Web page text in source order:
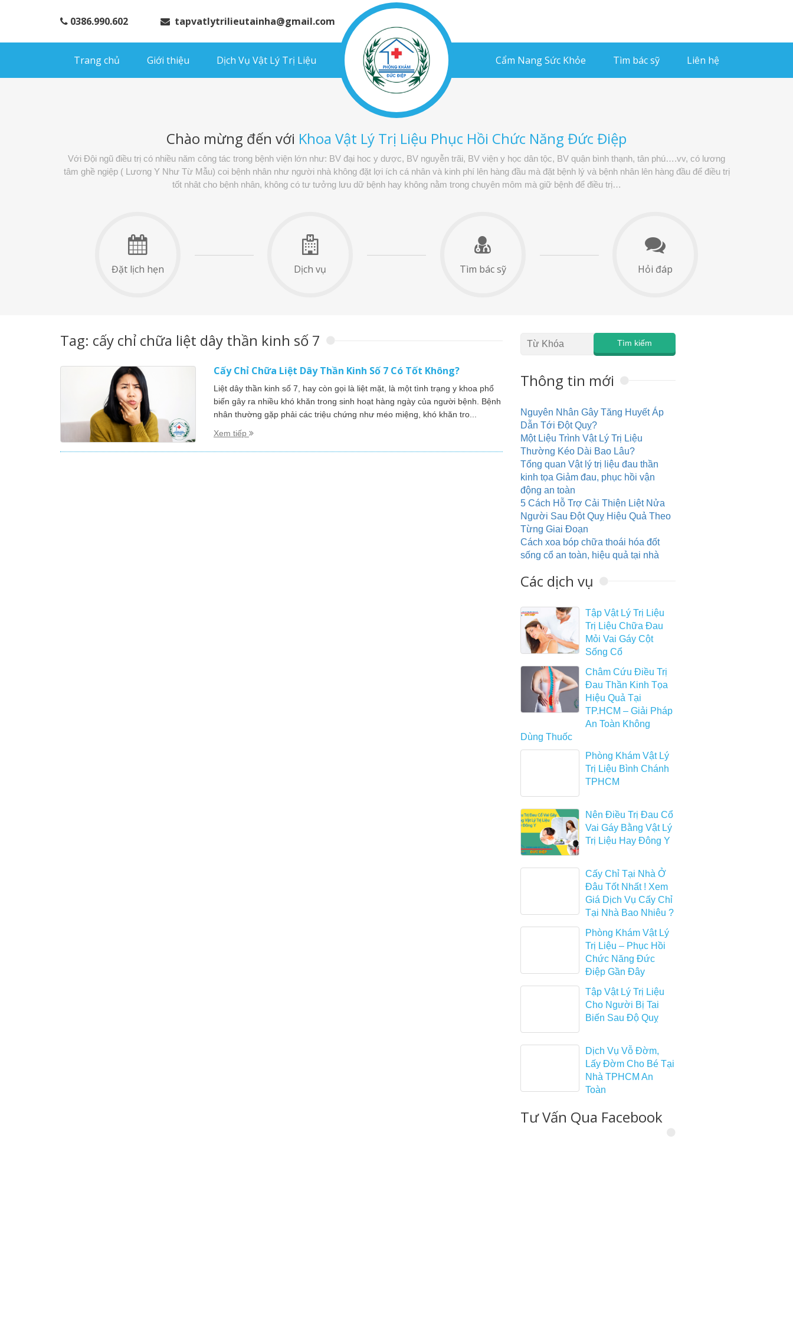
0386.990.602 tapvatlytrilieutainha@gmail.com
Trang chủ Giới thiệu Dịch Vụ Vật Lý Trị Liệu Cẩm Nang Sức Khỏe Tìm bác sỹ Liên hệ
Chào mừng đến với Khoa Vật Lý Trị Liệu Phục Hồi Chức Năng Đức Điệp
Với Đội ngũ điều trị có nhiều năm công tác trong bệnh viện lớn như: BV đại hoc y dược, BV nguyễn trãi, BV viện y học dân tộc, BV quận bình thạnh, tân phú….vv, có lương
tâm ghề ngiệp ( Lương Y Như Từ Mẫu) coi bệnh nhân như người nhà không đặt lợi ích cá nhân và kinh phí lên hàng đầu mà đặt bệnh lý và bệnh nhân lên hàng đầu để điều trị
tốt nhât cho bệnh nhân, không có tư tưởng lưu dữ bệnh hay không nằm trong chuyên môm mà giữ bệnh để điều trị…
Đặt lịch hẹn Dịch vụ Tìm bác sỹ Hỏi đáp
Tag: cấy chỉ chữa liệt dây thần kinh số 7
Cấy Chỉ Chữa Liệt Dây Thần Kinh Số 7 Có Tốt Không?
Liệt dây thần kinh số 7, hay còn gọi là liệt mặt, là một tình trạng y khoa phổ
biến gây ra nhiều khó khăn trong sinh hoạt hàng ngày của người bệnh. Bệnh
nhân thường gặp phải các triệu chứng như méo miệng, khó khăn tro...
Xem tiếp
Thông tin mới
Nguyên Nhân Gây Tăng Huyết Áp
Dẫn Tới Đột Quỵ?
Một Liệu Trình Vật Lý Trị Liệu
Thường Kéo Dài Bao Lâu?
Tổng quan Vật lý trị liệu đau thần
kinh tọa Giảm đau, phục hồi vận
động an toàn
5 Cách Hỗ Trợ Cải Thiện Liệt Nửa
Người Sau Đột Quỵ Hiệu Quả Theo
Từng Giai Đoạn
Cách xoa bóp chữa thoái hóa đốt
sống cổ an toàn, hiệu quả tại nhà
Các dịch vụ
Tập Vật Lý Trị Liệu
Trị Liệu Chữa Đau
Mỏi Vai Gáy Cột
Sống Cổ
Châm Cứu Điều Trị
Đau Thần Kinh Tọa
Hiệu Quả Tại
TP.HCM – Giải Pháp
An Toàn Không
Dùng Thuốc
Phòng Khám Vật Lý
Trị Liệu Bình Chánh
TPHCM
Nên Điều Trị Đau Cổ
Vai Gáy Bằng Vật Lý
Trị Liệu Hay Đông Y
Cấy Chỉ Tại Nhà Ở
Đâu Tốt Nhất ! Xem
Giá Dịch Vụ Cấy Chỉ
Tại Nhà Bao Nhiêu ?
Phòng Khám Vật Lý
Trị Liệu – Phục Hồi
Chức Năng Đức
Điệp Gần Đây
Tập Vật Lý Trị Liệu
Cho Người Bị Tai
Biến Sau Độ Quỵ
Dịch Vụ Vỗ Đờm,
Lấy Đờm Cho Bé Tại
Nhà TPHCM An
Toàn
Tư Vấn Qua Facebook